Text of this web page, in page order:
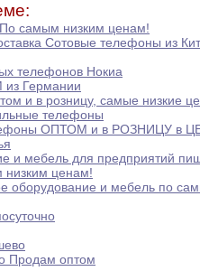
По самым низким ценам!
Сотовые телефоны из
телефонов Нокиа
Германии
и в розницу, самые низкие
телефоны
ОПТОМ и в РОЗНИЦУ в
и мебель для предприятий
низким ценам!
оборудование и мебель по
Продам оптом